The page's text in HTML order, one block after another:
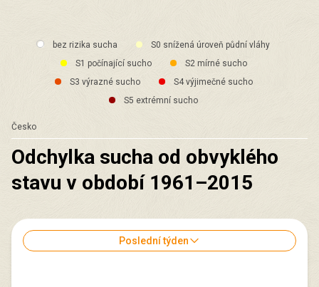
bez rizika sucha
S0 snížená úroveň půdní vláhy
S1 počínající sucho
S2 mírné sucho
S3 výrazné sucho
S4 výjimečné sucho
S5 extrémní sucho
Česko
Odchylka sucha od obvyklého
stavu v období 1961–2015
Poslední týden